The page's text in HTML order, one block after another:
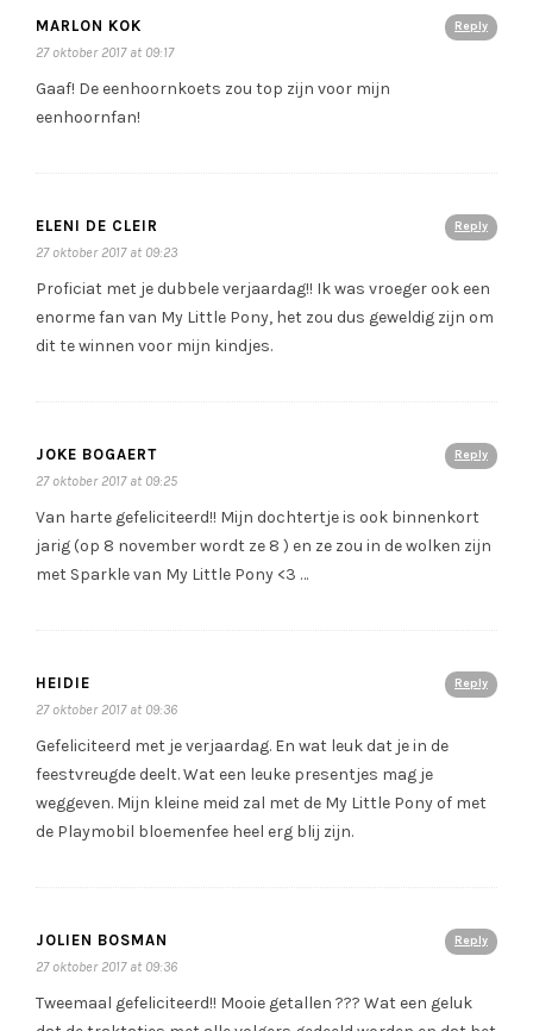
Reply
MARLON KOK
27 oktober 2017 at 09:17
Gaaf! De eenhoornkoets zou top zijn voor mijn
eenhoornfan!
Reply
ELENI DE CLEIR
27 oktober 2017 at 09:23
Proficiat met je dubbele verjaardag!! Ik was vroeger ook een
enorme fan van My Little Pony, het zou dus geweldig zijn om
dit te winnen voor mijn kindjes.
Reply
JOKE BOGAERT
27 oktober 2017 at 09:25
Van harte gefeliciteerd!! Mijn dochtertje is ook binnenkort
jarig (op 8 november wordt ze 8 ) en ze zou in de wolken zijn
met Sparkle van My Little Pony <3 …
Reply
HEIDIE
27 oktober 2017 at 09:36
Gefeliciteerd met je verjaardag. En wat leuk dat je in de
feestvreugde deelt. Wat een leuke presentjes mag je
weggeven. Mijn kleine meid zal met de My Little Pony of met
de Playmobil bloemenfee heel erg blij zijn.
Reply
JOLIEN BOSMAN
27 oktober 2017 at 09:36
Tweemaal gefeliciteerd!! Mooie getallen ??? Wat een geluk